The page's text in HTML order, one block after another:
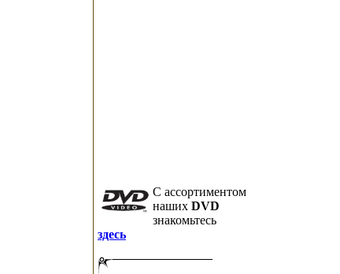
C ассортиментом
наших DVD
знакомьтесь
здесь